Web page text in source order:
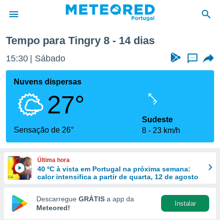
da
foi
fornecidas
a este
das
e
forma
digital
Tempo para Tingry 8 - 14 dias
15:30 Sábado ...
Nuvens dispersas
27°
Sensação de 26°
Sudeste
8
23 km/h
Última hora
40 ºC à vista em Portugal na próxima semana:
calor intensifica a partir de quarta, 12 de agosto
Descarregue GRÁTIS a app da
Meteored!
Instalar